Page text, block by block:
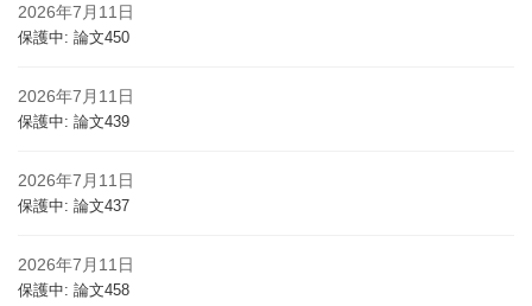
2026年7月11日
保護中: 論文450
2026年7月11日
保護中: 論文439
2026年7月11日
保護中: 論文437
2026年7月11日
保護中: 論文458